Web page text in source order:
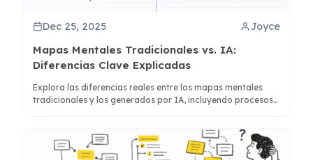
Dec 25, 2025 Joyce
Mapas Mentales Tradicionales vs. IA:
Diferencias Clave Explicadas
Explora las diferencias reales entre los mapas mentales
tradicionales y los generados por IA, incluyendo procesos